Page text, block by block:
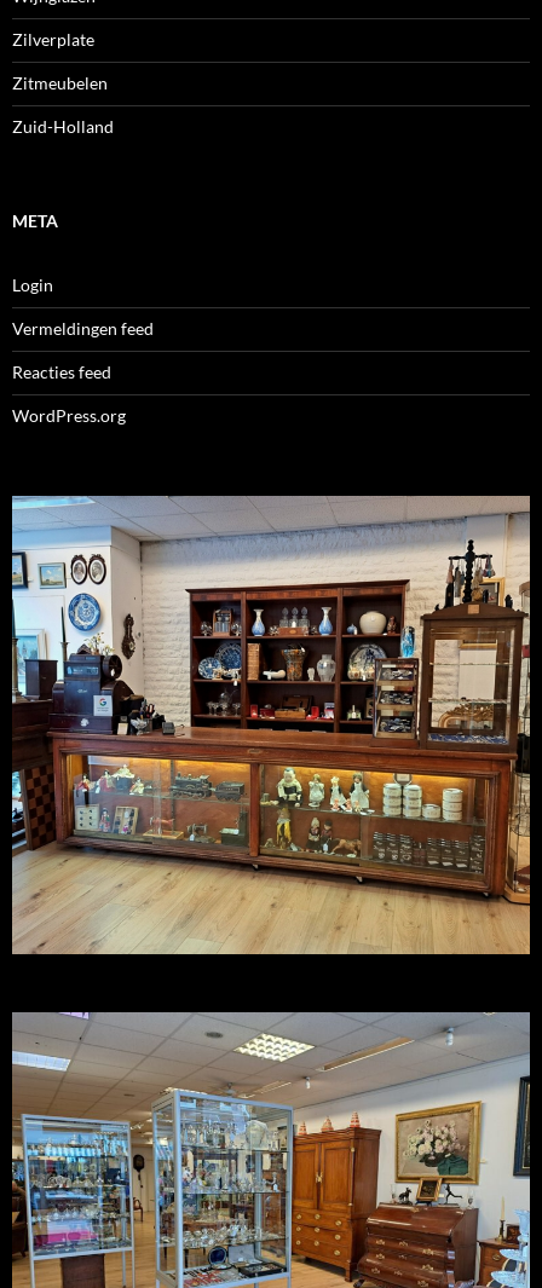
Zilverplate
Zitmeubelen
Zuid-Holland
META
Login
Vermeldingen feed
Reacties feed
WordPress.org